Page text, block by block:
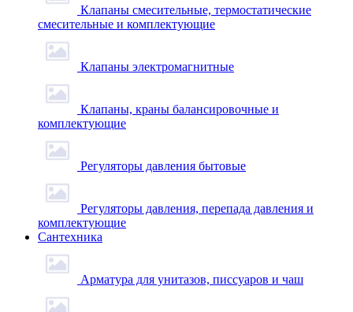
Клапаны смесительные, термостатические
смесительные и комплектующие
Клапаны электромагнитные
Клапаны, краны балансировочные и
комплектующие
Регуляторы давления бытовые
Регуляторы давления, перепада давления и
комплектующие
Сантехника
Арматура для унитазов, писсуаров и чаш